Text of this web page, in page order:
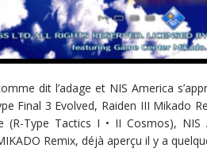
dit l’adage et NIS America
Final 3 Evolved, Raiden III Mikado
(R-Type Tactics I • II Cosmos),
Remix, déjà aperçu il y a